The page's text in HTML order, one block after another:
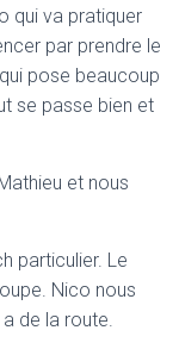
qui va pratiquer
par prendre le
pose beaucoup
se passe bien et
et nous
particulier. Le
Nico nous
de la route.